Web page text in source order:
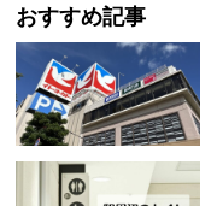
おすすめ記事